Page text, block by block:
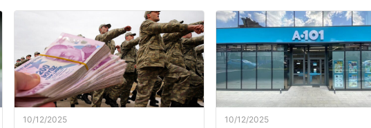
10/12/2025 10/12/2025